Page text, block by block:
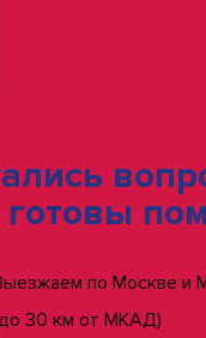
по Москве и
30 км от МКАД)